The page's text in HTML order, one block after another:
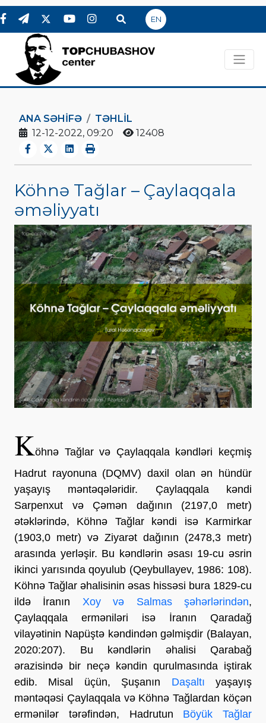
EN
ANA SƏHIFƏ
TƏHLİL
12-12-2022, 09:20
12408
Köhnə Tağlar – Çaylaqqala
əməliyyatı
Köhnə Tağlar və Çaylaqqala kəndləri keçmiş
Hadrut rayonuna (DQMV) daxil olan ən hündür
yaşayış məntəqələridir. Çaylaqqala kəndi
Sarpenxut və Çəmən dağının (2197,0 metr)
ətəklərində, Köhnə Tağlar kəndi isə Karmirkar
(1903,0 metr) və Ziyarət dağının (2478,3 metr)
arasında yerləşir. Bu kəndlərin əsası 19-cu əsrin
ikinci yarısında qoyulub (Qeybullayev, 1986: 108).
Köhnə Tağlar əhalisinin əsas hissəsi bura 1829-cu
ildə İranın Xoy və Salmas şəhərlərindən,
Çaylaqqala erməniləri isə İranın Qaradağ
vilayətinin Napüştə kəndindən gəlmişdir (Balayan,
2020:207). Bu kəndlərin əhalisi Qarabağ
ərazisində bir neçə kəndin qurulmasında iştirak
edib. Misal üçün, Şuşanın Daşaltı yaşayış
məntəqəsi Çaylaqqala və Köhnə Tağlardan köçən
ermənilər tərəfindən, Hadrutun Böyük Tağlar